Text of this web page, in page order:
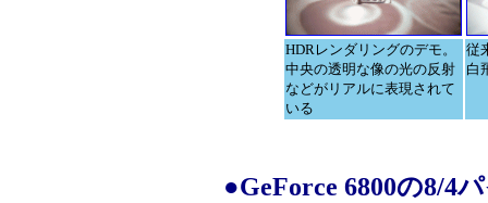
HDRレンダリングのデモ。
中央の透明な像の光の反射
などがリアルに表現されて
いる
従
白
●GeForce 6800の8/4